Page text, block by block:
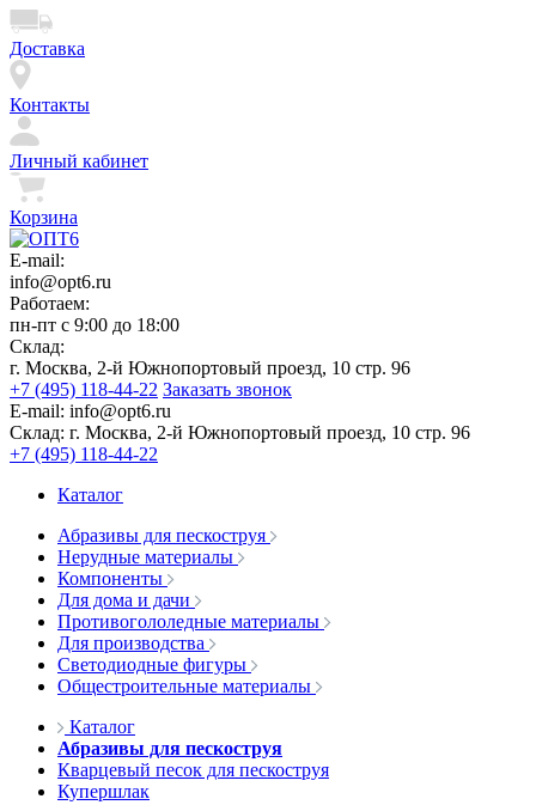
Доставка
Контакты
Личный кабинет
Корзина
E-mail:
info@opt6.ru
Работаем:
пн-пт с 9:00 до 18:00
Склад:
г. Москва, 2-й Южнопортовый проезд, 10 стр. 96
+7 (495) 118-44-22 Заказать звонок
E-mail: info@opt6.ru
Склад: г. Москва, 2-й Южнопортовый проезд, 10 стр. 96
+7 (495) 118-44-22
Каталог
Абразивы для пескоструя
Нерудные материалы
Компоненты
Для дома и дачи
Противогололедные материалы
Для производства
Светодиодные фигуры
Общестроительные материалы
Каталог
Абразивы для пескоструя
Кварцевый песок для пескоструя
Купершлак